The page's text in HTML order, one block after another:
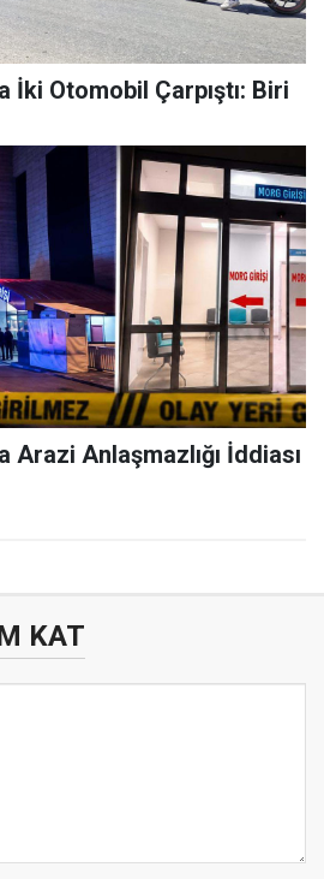
İki Otomobil Çarpıştı: Biri
Arazi Anlaşmazlığı İddiası
KAT